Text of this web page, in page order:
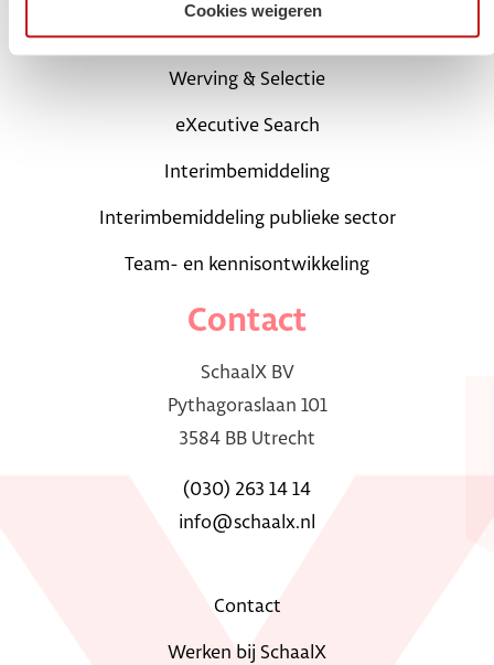
Cookies weigeren
SchaalX professionals
Werving & Selectie
eXecutive Search
Interimbemiddeling
Interimbemiddeling publieke sector
Team- en kennisontwikkeling
Contact
SchaalX BV
Pythagoraslaan 101
3584 BB Utrecht
(030) 263 14 14
info@schaalx.nl
Contact
Werken bij SchaalX